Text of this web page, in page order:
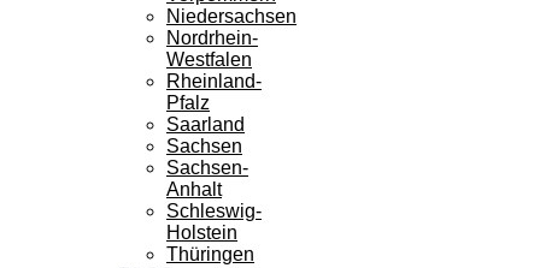
Niedersachsen
Nordrhein-
Westfalen
Rheinland-
Pfalz
Saarland
Sachsen
Sachsen-
Anhalt
Schleswig-
Holstein
Thüringen